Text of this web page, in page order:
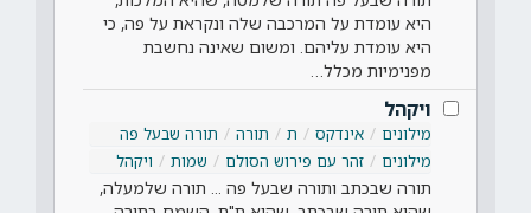
היא עומדת על המרכבה שלה ונקראת על פה, כי
היא עומדת עליהם. ומשום שאינה נחשבת
מפנימיות מכלל…
ויקהל
מילונים אינדקס ת תורה
תורה שבעל פה
מילונים
זהר עם פירוש הסולם שמות ויקהל
תורה שבכתב ותורה שבעל פה ... תורה שלמעלה,